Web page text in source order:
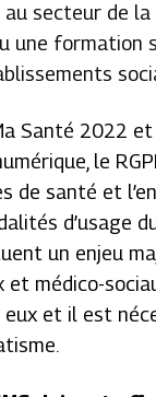
au secteur de
une formation
Santé 2022
le
de santé et
d’usage
un enjeu
et médico-
et il est